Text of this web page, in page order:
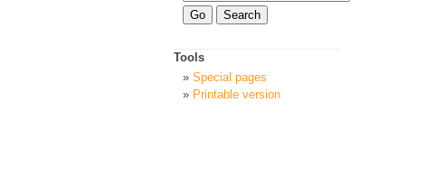
Tools
Special pages
Printable version